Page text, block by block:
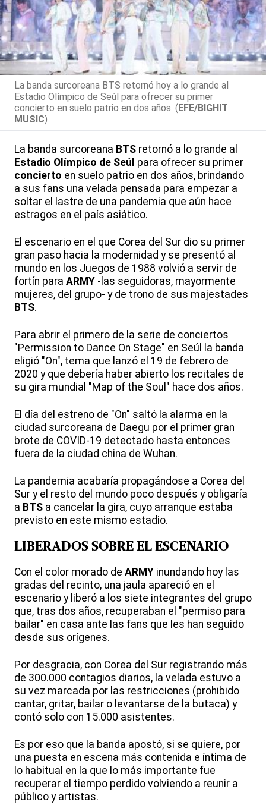
La banda surcoreana BTS retornó hoy a lo grande al
Estadio Olímpico de Seúl para ofrecer su primer
concierto en suelo patrio en dos años. (EFE/BIGHIT
MUSIC)
La banda surcoreana BTS retornó a lo grande al
Estadio Olímpico de Seúl para ofrecer su primer
concierto en suelo patrio en dos años, brindando
a sus fans una velada pensada para empezar a
soltar el lastre de una pandemia que aún hace
estragos en el país asiático.
El escenario en el que Corea del Sur dio su primer
gran paso hacia la modernidad y se presentó al
mundo en los Juegos de 1988 volvió a servir de
fortín para ARMY -las seguidoras, mayormente
mujeres, del grupo- y de trono de sus majestades
BTS.
Para abrir el primero de la serie de conciertos
"Permission to Dance On Stage" en Seúl la banda
eligió "On", tema que lanzó el 19 de febrero de
2020 y que debería haber abierto los recitales de
su gira mundial "Map of the Soul" hace dos años.
El día del estreno de "On" saltó la alarma en la
ciudad surcoreana de Daegu por el primer gran
brote de COVID-19 detectado hasta entonces
fuera de la ciudad china de Wuhan.
La pandemia acabaría propagándose a Corea del
Sur y el resto del mundo poco después y obligaría
a BTS a cancelar la gira, cuyo arranque estaba
previsto en este mismo estadio.
LIBERADOS SOBRE EL ESCENARIO
Con el color morado de ARMY inundando hoy las
gradas del recinto, una jaula apareció en el
escenario y liberó a los siete integrantes del grupo
que, tras dos años, recuperaban el "permiso para
bailar" en casa ante las fans que les han seguido
desde sus orígenes.
Por desgracia, con Corea del Sur registrando más
de 300.000 contagios diarios, la velada estuvo a
su vez marcada por las restricciones (prohibido
cantar, gritar, bailar o levantarse de la butaca) y
contó solo con 15.000 asistentes.
Es por eso que la banda apostó, si se quiere, por
una puesta en escena más contenida e íntima de
lo habitual en la que lo más importante fue
recuperar el tiempo perdido volviendo a reunir a
público y artistas.